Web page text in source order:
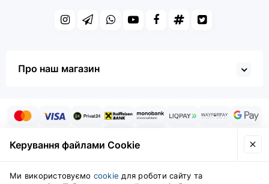
Про наш магазин
Керування файлами Cookie
Ми використовуємо cookie для роботи сайту та